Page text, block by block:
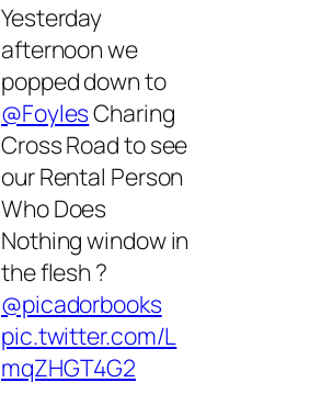
Yesterday
afternoon we
popped down to
@FoylesCharing
Cross Road to see
our Rental Person
Who Does
Nothing window in
the flesh ?
@picadorbooks
pic.twitter.com/L
mqZHGT4G2